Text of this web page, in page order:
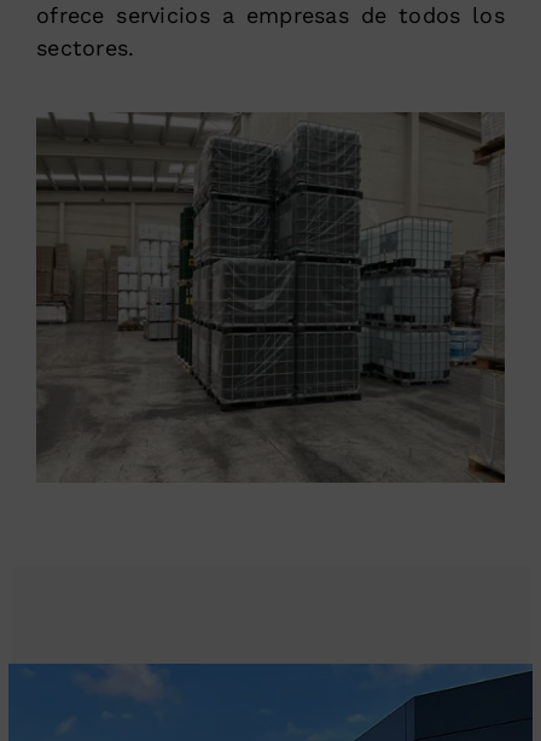
ofrece servicios a empresas de todos los
sectores.